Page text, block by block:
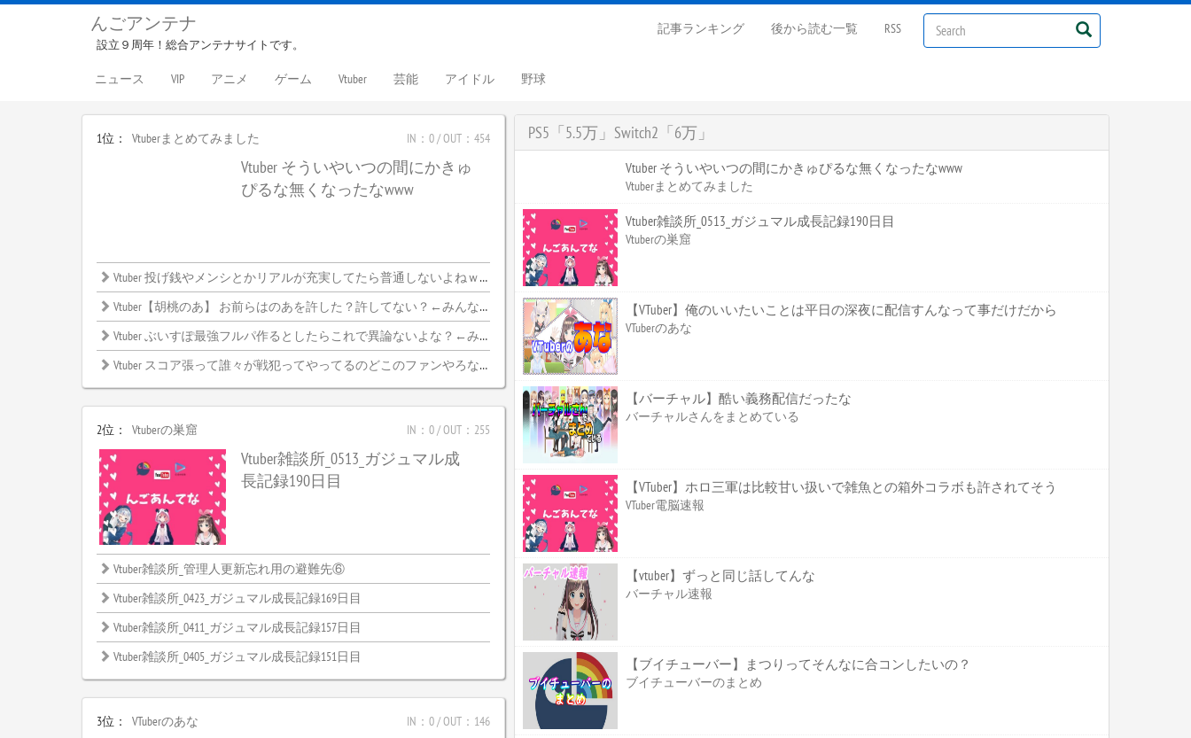
んごアンテナ
設立９周年！総合アンテナサイトです。
記事ランキング 後から読む一覧 RSS
ニュース VIP アニメ ゲーム Vtuber 芸能 アイドル 野球
1位： Vtuberまとめてみました IN：0 / OUT：454
Vtuber そういやいつの間にかきゅ
ぴるな無くなったなwww
Vtuber 投げ銭やメンシとかリアルが充実してたら普通しないよねｗｗｗｗｗｗｗｗｗｗ
Vtuber【胡桃のあ】 お前らはのあを許した？許してない？←みんなの意見がこちらｗｗｗｗｗｗｗｗｗｗ
Vtuber ぶいすぽ最強フルパ作るとしたらこれで異論ないよな？←みんな納得wwwww
Vtuber スコア張って誰々が戦犯ってやってるのどこのファンやろな…？
2位： Vtuberの巣窟 IN：0 / OUT：255
Vtuber雑談所_0513_ガジュマル成
長記録190日目
Vtuber雑談所_管理人更新忘れ用の避難先⑥
Vtuber雑談所_0423_ガジュマル成長記録169日目
Vtuber雑談所_0411_ガジュマル成長記録157日目
Vtuber雑談所_0405_ガジュマル成長記録151日目
3位： VTuberのあな IN：0 / OUT：146
PS5「5.5万」Switch2「6万」
Vtuber そういやいつの間にかきゅぴるな無くなったなwww
Vtuberまとめてみました
Vtuber雑談所_0513_ガジュマル成長記録190日目
Vtuberの巣窟
【VTuber】俺のいいたいことは平日の深夜に配信すんなって事だけだから
VTuberのあな
【バーチャル】酷い義務配信だったな
バーチャルさんをまとめている
【VTuber】ホロ三軍は比較甘い扱いで雑魚との箱外コラボも許されてそう
VTuber電脳速報
【vtuber】ずっと同じ話してんな
バーチャル速報
【ブイチューバー】まつりってそんなに合コンしたいの？
ブイチューバーのまとめ